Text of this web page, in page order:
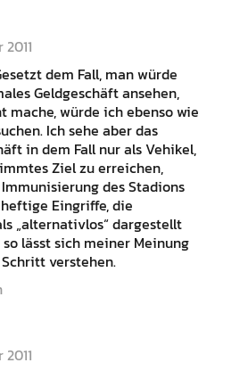
dem Fall, man würde
Geldgeschäft ansehen,
mache, würde ich ebenso wie
Ich sehe aber das
in dem Fall nur als Vehikel,
Ziel zu erreichen,
des Stadions
Eingriffe, die
„alternativlos“ dargestellt
lässt sich meiner Meinung
verstehen.